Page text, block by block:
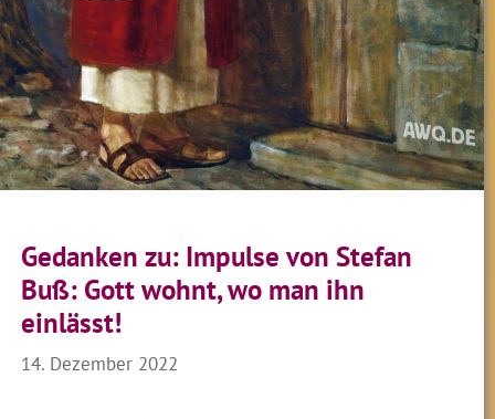
Gedanken zu: Impulse von Stefan
Buß: Gott wohnt, wo man ihn
einlässt!
14. Dezember 2022